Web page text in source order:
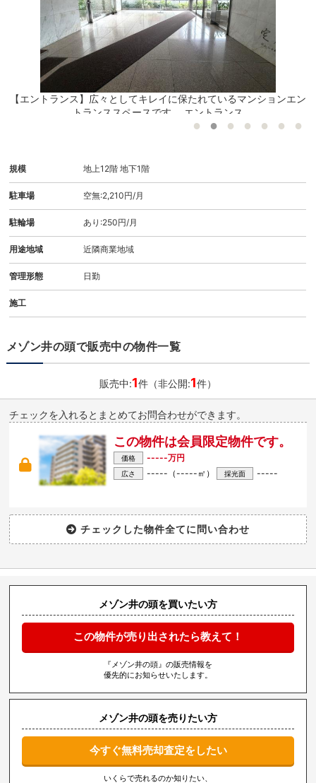
【エントランス】広々としてキレイに保たれているマンションエン
トランススペースです。 エントランス
規模 地上12階 地下1階
駐車場 空無:2,210円/月
駐輪場 あり:250円/月
用途地域 近隣商業地域
管理形態 日勤
施工
メゾン井の頭で販売中の物件一覧
販売中:1件（非公開:1件）
チェックを入れるとまとめてお問合わせができます。
この物件は会員限定物件です。
価格 -----万円
広さ -----（-----㎡） 採光面 -----
メゾン井の頭を買いたい方
この物件が売り出されたら教えて！
『メゾン井の頭』の販売情報を
優先的にお知らせいたします。
メゾン井の頭を売りたい方
今すぐ無料売却査定をしたい
いくらで売れるのか知りたい、